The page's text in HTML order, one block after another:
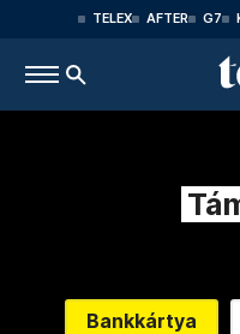
TELEX AFTER G7
Bankkártya